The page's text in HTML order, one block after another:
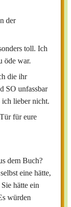
der
toll. Ich
öde war.
die ihr
SO unfassbar
lieber nicht.
für eure
dem Buch?
eine hätte,
hätte ein
würden